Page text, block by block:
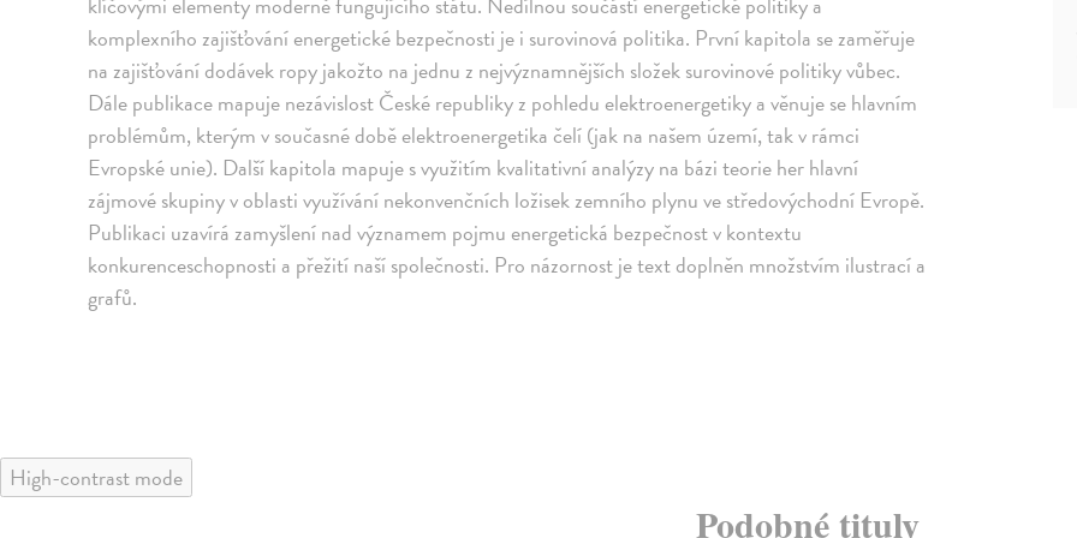
komplexního zajišťování energetické bezpečnosti je i surovinová politika. První kapitola se zaměřuje
na zajišťování dodávek ropy jakožto na jednu z nejvýznamnějších složek surovinové politiky vůbec.
Dále publikace mapuje nezávislost České republiky z pohledu elektroenergetiky a věnuje se hlavním
problémům, kterým v současné době elektroenergetika čelí (jak na našem území, tak v rámci
Evropské unie). Další kapitola mapuje s využitím kvalitativní analýzy na bázi teorie her hlavní
zájmové skupiny v oblasti využívání nekonvenčních ložisek zemního plynu ve středovýchodní Evropě.
Publikaci uzavírá zamyšlení nad významem pojmu energetická bezpečnost v kontextu
konkurenceschopnosti a přežití naší společnosti. Pro názornost je text doplněn množstvím ilustrací a
grafů.
High-contrast mode
Podobné tituly